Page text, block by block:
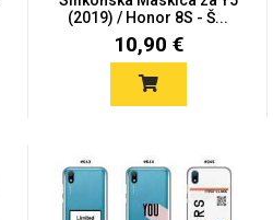
(2019) / Honor 8S - Š...
10,90 €